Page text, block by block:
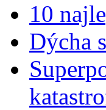
10
Dýcha